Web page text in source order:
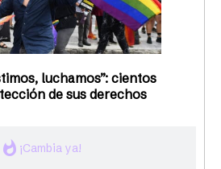
whatshot ¡Cambia ya!
luchamos”: cientos
de sus derechos